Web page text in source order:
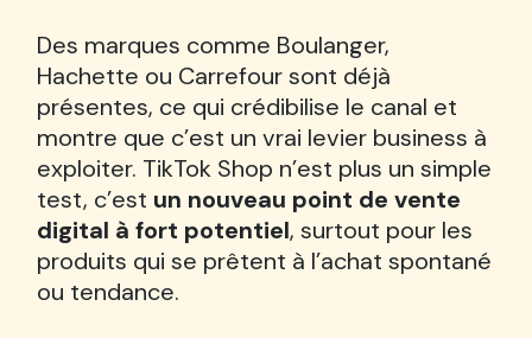
Des marques comme Boulanger,
Hachette ou Carrefour sont déjà
présentes, ce qui crédibilise le canal et
montre que c’est un vrai levier business à
exploiter. TikTok Shop n’est plus un simple
test, c’est un nouveau point de vente
digital à fort potentiel, surtout pour les
produits qui se prêtent à l’achat spontané
ou tendance.